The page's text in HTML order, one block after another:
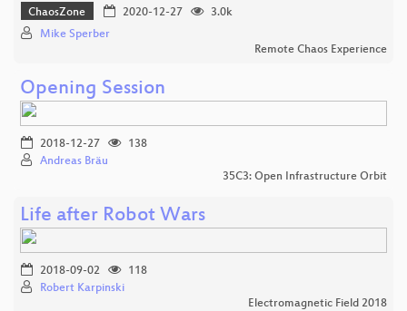
ChaosZone 2020-12-27
3.0k
Mike Sperber
Remote Chaos Experience
Opening Session
2018-12-27
138
Andreas Bräu
35C3: Open Infrastructure Orbit
Life after Robot Wars
2018-09-02
118
Robert Karpinski
Electromagnetic Field 2018